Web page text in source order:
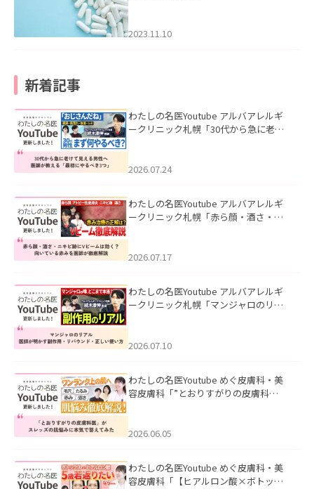
2023.11.10
新着記事
わたしの名医Youtube アルバアレルギ
ークリニック札幌「30代から急に老け
た。
2026.07.24
わたしの名医Youtube アルバアレルギ
ークリニック札幌「赤ら顔・酒さ・ニ
した。
2026.07.17
わたしの名医Youtube アルバアレルギ
ークリニック札幌「マンジャロのリア
た。
2026.07.10
わたしの名医Youtube めぐ皮膚科・美
容皮膚科「”とおりすがりの皮膚科
2026.06.05
わたしの名医Youtube めぐ皮膚科・美
容皮膚科「【ヒアルロン酸×ボトック